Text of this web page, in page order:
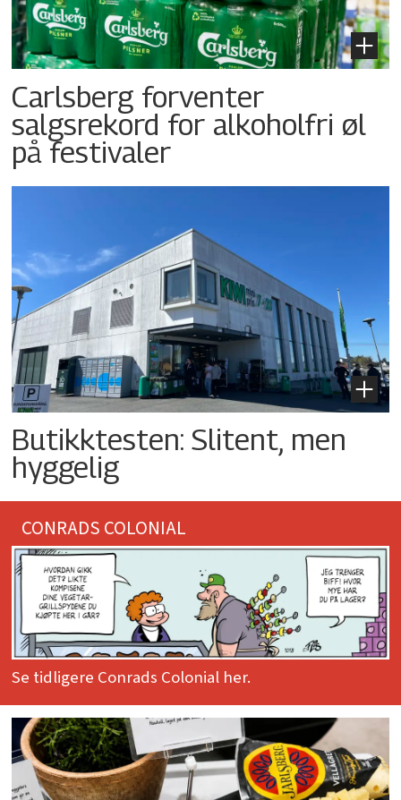
Carlsberg forventer
salgsrekord for alkoholfri øl
på festivaler
Butikktesten: Slitent, men
hyggelig
CONRADS COLONIAL
Se tidligere Conrads Colonial her.